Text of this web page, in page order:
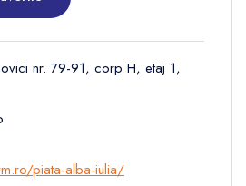
nr. 79-91, corp H, etaj 1,
piata-alba-iulia/